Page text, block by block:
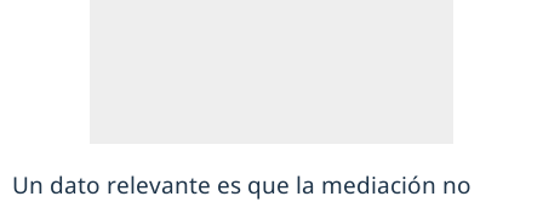
Un dato relevante es que la mediación no